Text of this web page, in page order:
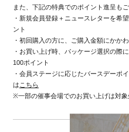
また、下記の特典でのポイント進呈もご
・新規会員登録＋ニュースレターを希
ント
・初回購入の方に、ご購入金額にかか
・お買い上げ時、パッケージ選択の際
100ポイント
・会員ステージに応じたバースデーポ
は こちら
※一部の催事会場でのお買い上げは対象